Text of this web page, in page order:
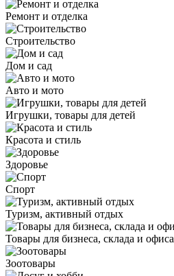
Ремонт и отделка
Строительство
Дом и сад
Авто и мото
Игрушки, товары для детей
Красота и стиль
Здоровье
Спорт
Туризм, активный отдых
Товары для бизнеса, склада и офиса
Зоотовары